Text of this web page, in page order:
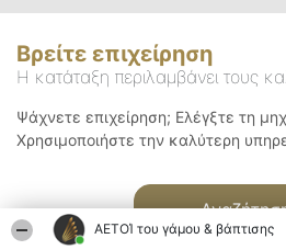
ΑΕΤΟΊ του γάμου & βάπτισης
Βρείτε επιχείρηση
Η κατάταξη περιλαμβάνει τους
Ψάχνετε επιχείρηση; Ελέγξτε τη
Χρησιμοποιήστε την καλύτερη